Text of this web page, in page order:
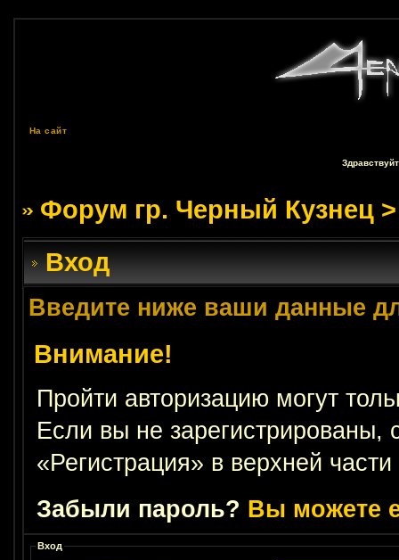
На сайт
Форум гр. Черный Кузнец>
Вход
Введите ниже ваши данные
Внимание!
Пройти авторизацию могут
Если вы не зарегистрированы,
«Регистрация» в верхней
Забыли пароль? Вы можете
Вход